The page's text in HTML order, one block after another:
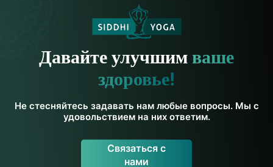
Давайте улучшимваше
здоровье!
Не стесняйтесь задавать нам любые вопросы. Мы с
удовольствием на них ответим.
Связаться с
нами